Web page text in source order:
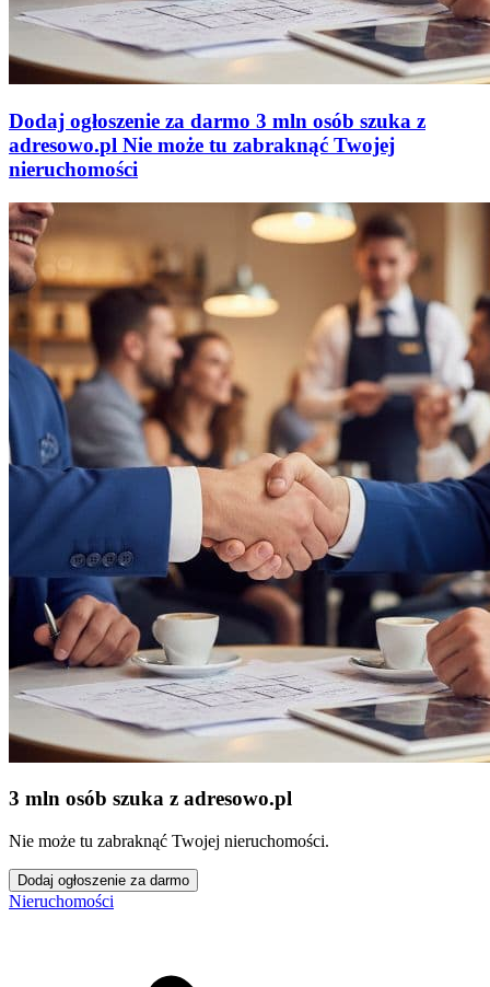
Dodaj ogłoszenie za darmo 3 mln osób szuka z
adresowo.pl Nie może tu zabraknąć Twojej
nieruchomości
3 mln osób szuka z adresowo.pl
Nie może tu zabraknąć Twojej nieruchomości.
Dodaj ogłoszenie za darmo
Nieruchomości